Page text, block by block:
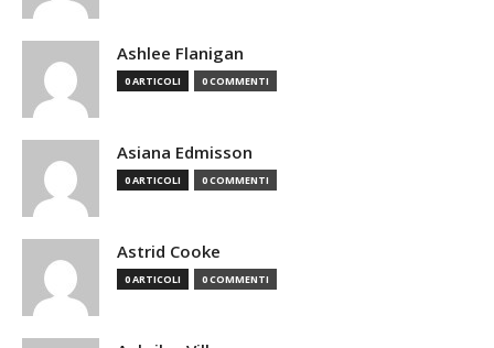
Ashlee Flanigan
0 ARTICOLI 0 COMMENTI
Asiana Edmisson
0 ARTICOLI 0 COMMENTI
Astrid Cooke
0 ARTICOLI 0 COMMENTI